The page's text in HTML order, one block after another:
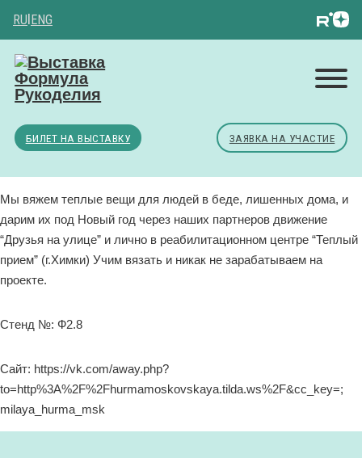
RU|ENG
БИЛЕТ НА ВЫСТАВКУ ЗАЯВКА НА УЧАСТИЕ
Мы вяжем теплые вещи для людей в беде, лишенных дома, и
дарим их под Новый год через наших партнеров движение
“Друзья на улице” и лично в реабилитационном центре “Теплый
прием” (г.Химки) Учим вязать и никак не зарабатываем на
проекте.
Стенд №: Ф2.8
Сайт: https://vk.com/away.php?
to=http%3A%2F%2Fhurmamoskovskaya.tilda.ws%2F&cc_key=;
milaya_hurma_msk